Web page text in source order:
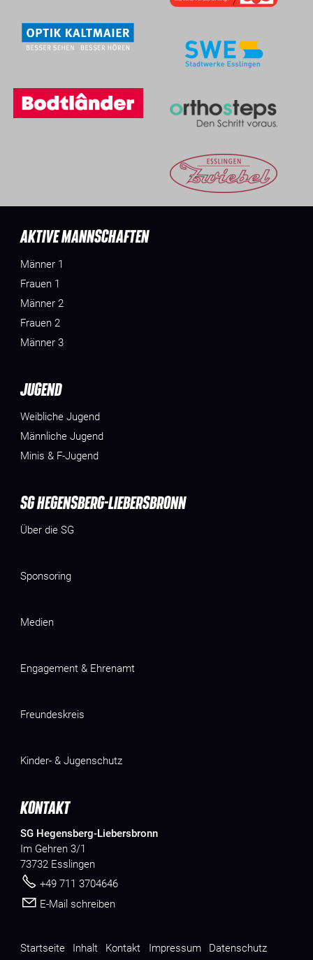
AKTIVE MANNSCHAFTEN
Männer 1
Frauen 1
Männer 2
Frauen 2
Männer 3
JUGEND
Weibliche Jugend
Männliche Jugend
Minis & F-Jugend
SG HEGENSBERG-LIEBERSBRONN
Über die SG
Sponsoring
Medien
Engagement & Ehrenamt
Freundeskreis
Kinder- & Jugenschutz
KONTAKT
SG Hegensberg-Liebersbronn
Im Gehren 3/1
73732 Esslingen
+49 711 3704646
E-Mail schreiben
Startseite Inhalt Kontakt Impressum Datenschutz